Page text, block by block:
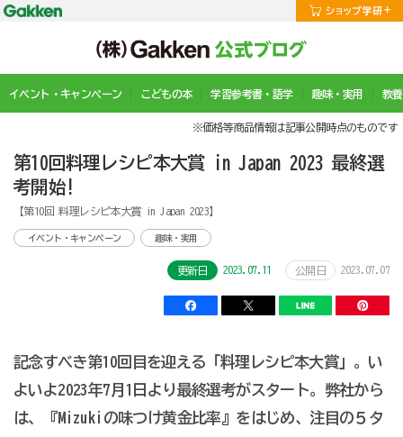
イベント・キャンペーン こどもの本 学習参考書・語学 趣味・実用 教
※価格等商品情報は記事公開時点のものです
第10回料理レシピ本大賞 in Japan 2023 最終選
考開始!
【第10回 料理レシピ本大賞 in Japan 2023】
イベント・キャンペーン 趣味・実用
更新日 2023.07.11 公開日 2023.07.07
記念すべき第10回目を迎える「料理レシピ本大賞」。い
よいよ2023年7月1日より最終選考がスタート。弊社から
は、『Mizukiの味つけ黄金比率』をはじめ、注目の５タ